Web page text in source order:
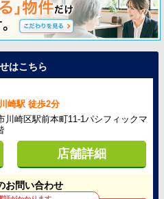
はこちら
崎駅 徒歩2分
川崎区駅前本町11-1パシフィックマ
店舗詳細
お問い合わせ